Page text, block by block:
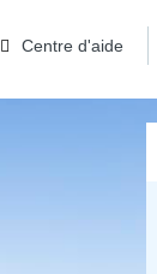
Centre d'aide